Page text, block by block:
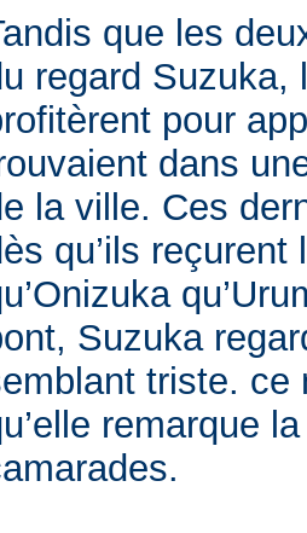
que les
regard Suzuka,
pour
dans
la ville. Ces
qu’ils reçurent
Suzuka
triste. ce
remarque